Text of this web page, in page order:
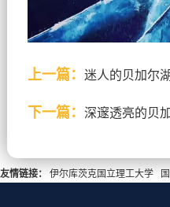
上一篇： 迷人的贝加尔
下一篇： 深邃透亮的贝
友情链接： 伊尔库茨克国立理工大学